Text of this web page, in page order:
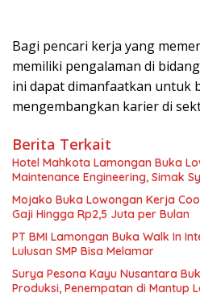
Bagi pencari kerja yang
memiliki pengalaman di
ini dapat dimanfaatkan untuk
mengembangkan karier di
Berita Terkait
Hotel Mahkota Lamongan Buka
Maintenance Engineering, Simak
Mojako Buka Lowongan Kerja
Gaji Hingga Rp2,5 Juta per Bulan
PT BMI Lamongan Buka Walk In
Lulusan SMP Bisa Melamar
Surya Pesona Kayu Nusantara
Produksi, Penempatan di Mantup